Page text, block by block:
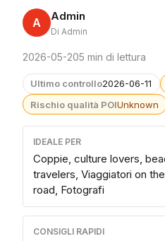
A Admin
Di Admin
2026-05-205 min di lettura
Ultimo controllo2026-06-11
Rischio qualità POIUnknown
IDEALE PER
Coppie, culture lovers,
travelers, Viaggiatori on the
road, Fotografi
CONSIGLI RAPIDI